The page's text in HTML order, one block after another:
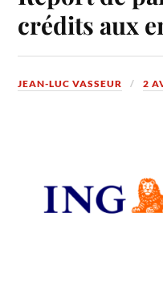
crédits aux
JEAN-LUC VASSEUR 2